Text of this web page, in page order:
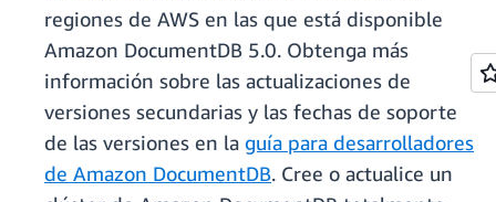
regiones de AWS en las que está disponible
Amazon DocumentDB 5.0. Obtenga más
información sobre las actualizaciones de
versiones secundarias y las fechas de soporte
de las versiones en la guía para desarrolladores
de Amazon DocumentDB. Cree o actualice un